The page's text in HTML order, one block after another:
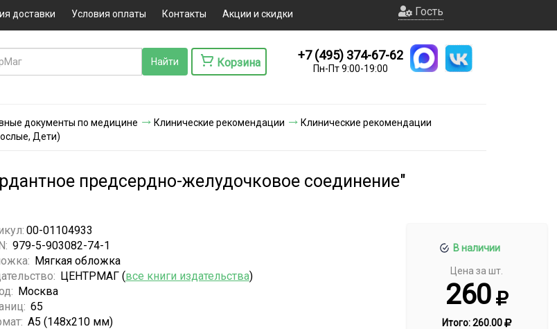
доставки Условия оплаты Контакты Акции и скидки Гость
Корзина
+7 (495) 374-67-62
Пн-Пт 9:00-19:00
документы по медицине Клинические рекомендации
Клинические рекомендации
Дети)
предсердно-желудочковое соединение"
В наличии
Цена за шт.
260
Итого:260.00
00-01104933
979-5-903082-74-1
Мягкая обложка
ЦЕНТРМАГ (все книги издательства)
Москва
65
А5 (148x210 мм)